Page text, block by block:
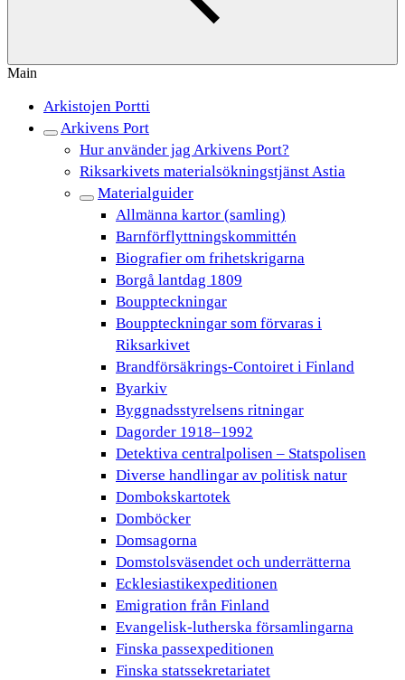
Main
Arkistojen Portti
Arkivens Port
Hur använder jag Arkivens Port?
Riksarkivets materialsökningstjänst Astia
Materialguider
Allmänna kartor (samling)
Barnförflyttningskommittén
Biografier om frihetskrigarna
Borgå lantdag 1809
Bouppteckningar
Bouppteckningar som förvaras i
Riksarkivet
Brandförsäkrings-Contoiret i Finland
Byarkiv
Byggnadsstyrelsens ritningar
Dagorder 1918–1992
Detektiva centralpolisen – Statspolisen
Diverse handlingar av politisk natur
Dombokskartotek
Domböcker
Domsagorna
Domstolsväsendet och underrätterna
Ecklesiastikexpeditionen
Emigration från Finland
Evangelisk-lutherska församlingarna
Finska passexpeditionen
Finska statssekretariatet